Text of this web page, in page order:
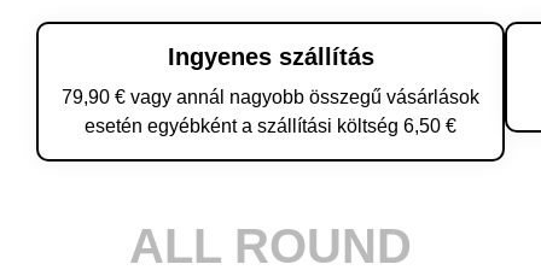
Ingyenes szállítás
79,90 € vagy annál nagyobb összegű vásárlások
esetén egyébként a szállítási költség 6,50 €
ALL ROUND